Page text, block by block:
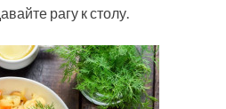
рагу к столу.